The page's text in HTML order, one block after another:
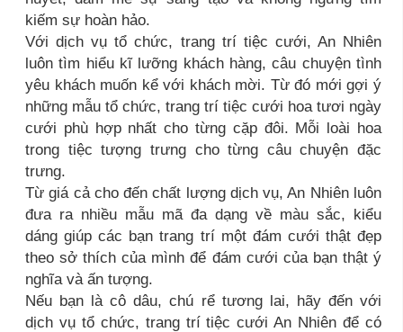
kiếm sự hoàn hảo.
Với dịch vụ tổ chức, trang trí tiệc cưới, An Nhiên
luôn tìm hiểu kĩ lưỡng khách hàng, câu chuyện tình
yêu khách muốn kể với khách mời. Từ đó mới gợi ý
những mẫu tổ chức, trang trí tiệc cưới hoa tươi ngày
cưới phù hợp nhất cho từng cặp đôi. Mỗi loài hoa
trong tiệc tượng trưng cho từng câu chuyện đặc
trưng.
Từ giá cả cho đến chất lượng dịch vụ, An Nhiên luôn
đưa ra nhiều mẫu mã đa dạng về màu sắc, kiểu
dáng giúp các bạn trang trí một đám cưới thật đẹp
theo sở thích của mình để đám cưới của bạn thật ý
nghĩa và ấn tượng.
Nếu bạn là cô dâu, chú rể tương lai, hãy đến với
dịch vụ tổ chức, trang trí tiệc cưới An Nhiên để có